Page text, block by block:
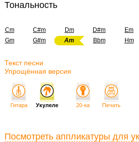
Тональность
Cm C#m Dm D#m Em
Gm
G#m Am Bbm Hm
Текст песни
Упрощённая версия
Гитара Укулеле 20-ка Печать
Посмотреть аппликатуры для